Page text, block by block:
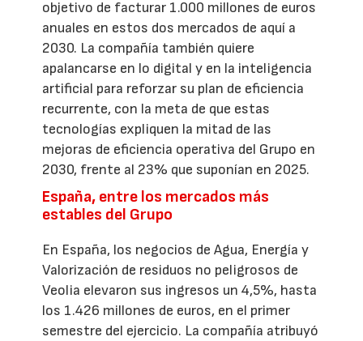
objetivo de facturar 1.000 millones de euros
anuales en estos dos mercados de aquí a
2030. La compañía también quiere
apalancarse en lo digital y en la inteligencia
artificial para reforzar su plan de eficiencia
recurrente, con la meta de que estas
tecnologías expliquen la mitad de las
mejoras de eficiencia operativa del Grupo en
2030, frente al 23% que suponían en 2025.
España, entre los mercados más
estables del Grupo
En España, los negocios de Agua, Energía y
Valorización de residuos no peligrosos de
Veolia elevaron sus ingresos un 4,5%, hasta
los 1.426 millones de euros, en el primer
semestre del ejercicio. La compañía atribuyó